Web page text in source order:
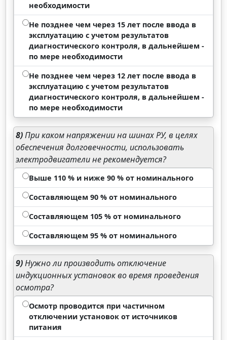
необходимости
Не позднее чем через 15 лет после ввода в
эксплуатацию с учетом результатов
диагностического контроля, в дальнейшем -
по мере необходимости
Не позднее чем через 12 лет после ввода в
эксплуатацию с учетом результатов
диагностического контроля, в дальнейшем -
по мере необходимости
8)При каком напряжении на шинах РУ, в целях
обеспечения долговечности, использовать
электродвигатели не рекомендуется?
Выше 110 % и ниже 90 % от номинального
Составляющем 90 % от номинального
Составляющем 105 % от номинального
Составляющем 95 % от номинального
9)Нужно ли производить отключение
индукционных установок во время проведения
осмотра?
Осмотр проводится при частичном
отключении установок от источников
питания